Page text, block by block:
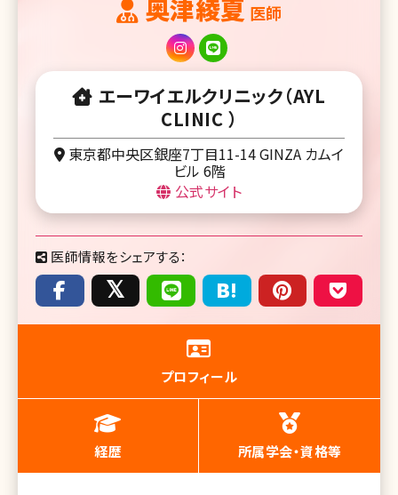
奥津綾夏 医師
エーワイエルクリニック（AYL
CLINIC ）
東京都中央区銀座7丁目11-14 GINZA カムイ
ビル 6階
公式サイト
医師情報をシェアする：
プロフィール
経歴 所属学会・資格等